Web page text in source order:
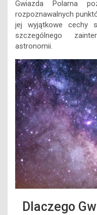
Gwiazda Polarna
rozpoznawalnych
jej wyjątkowe cechy
szczególnego
astronomii.
Dlaczego